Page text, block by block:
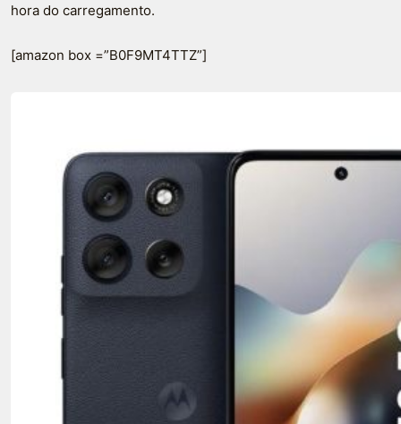
hora do carregamento.
[amazon box =”B0F9MT4TTZ”]